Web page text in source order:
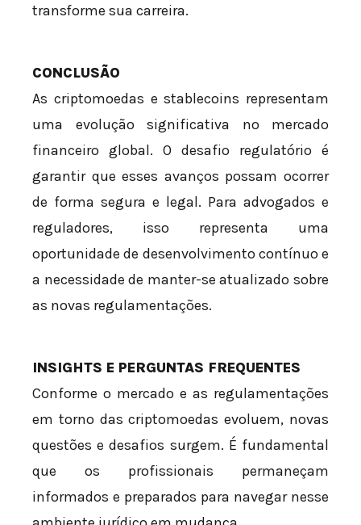
transforme sua carreira.
CONCLUSÃO
As criptomoedas e stablecoins representam
uma evolução significativa no mercado
financeiro global. O desafio regulatório é
garantir que esses avanços possam ocorrer
de forma segura e legal. Para advogados e
reguladores, isso representa uma
oportunidade de desenvolvimento contínuo e
a necessidade de manter-se atualizado sobre
as novas regulamentações.
INSIGHTS E PERGUNTAS FREQUENTES
Conforme o mercado e as regulamentações
em torno das criptomoedas evoluem, novas
questões e desafios surgem. É fundamental
que os profissionais permaneçam
informados e preparados para navegar nesse